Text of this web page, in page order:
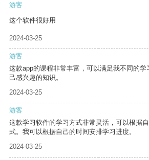
游客
这个软件很好用
2024-03-25
游客
这款app的课程非常丰富，可以满足我不同的学
己感兴趣的知识。
2024-03-25
游客
这款学习软件的学习方式非常灵活，可以根据
式。我可以根据自己的时间安排学习进度。
2024-03-25